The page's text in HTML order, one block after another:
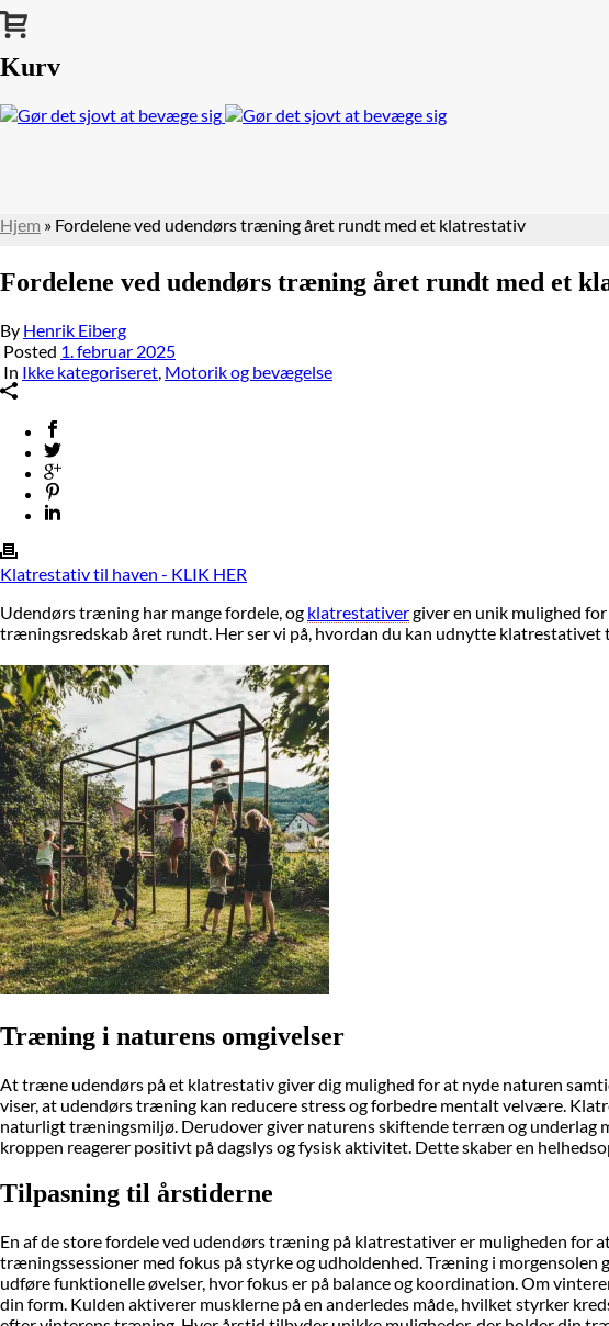
Kurv
Hjem » Fordelene ved udendørs træning året rundt med et klatrestativ
Fordelene ved udendørs træning året rundt med et
By Henrik Eiberg
Posted 1. februar 2025
In Ikke kategoriseret Motorik og bevægelse
Klatrestativ til haven - KLIK HER
Udendørs træning har mange fordele, og klatrestativergiver en unik mulighed
træningsredskab året rundt. Her ser vi på, hvordan du kan udnytte klatrestativet
Træning i naturens omgivelser
At træne udendørs på et klatrestativ giver dig mulighed for at nyde naturen
viser, at udendørs træning kan reducere stress og forbedre mentalt velvære.
naturligt træningsmiljø. Derudover giver naturens skiftende terræn og underlag
kroppen reagerer positivt på dagslys og fysisk aktivitet. Dette skaber en
Tilpasning til årstiderne
En af de store fordele ved udendørs træning på klatrestativer er muligheden for
træningssessioner med fokus på styrke og udholdenhed. Træning i
udføre funktionelle øvelser, hvor fokus er på balance og koordination. Om
din form. Kulden aktiverer musklerne på en anderledes måde, hvilket styrker